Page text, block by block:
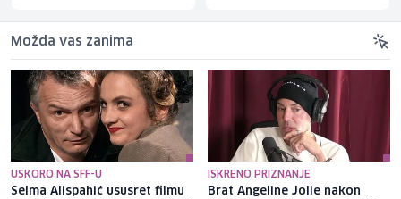
Možda vas zanima
USKORO NA SFF-U
Selma Alispahić ususret filmu
ISKRENO PRIZNANJE
Brat Angeline Jolie nakon